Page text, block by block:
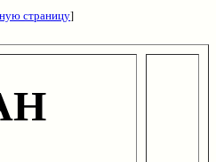
страницу]